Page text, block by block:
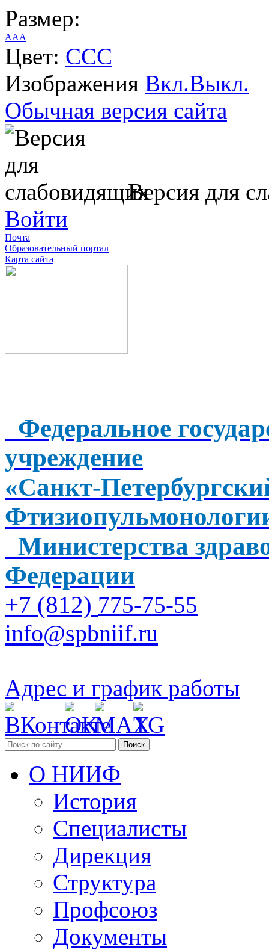
Размер:
AAA
Цвет: CCC
Изображения Вкл.Выкл.
Обычная версия сайта
Версия для
Войти
Почта
Образовательный портал
Карта сайта
Федеральное
учреждение
«Санкт-
Министерства
Федерации
+7 (812) 775-75-55
info@spbniif.ru
Адрес и график работы
Поиск
О НИИФ
История
Специалисты
Дирекция
Структура
Профсоюз
Документы